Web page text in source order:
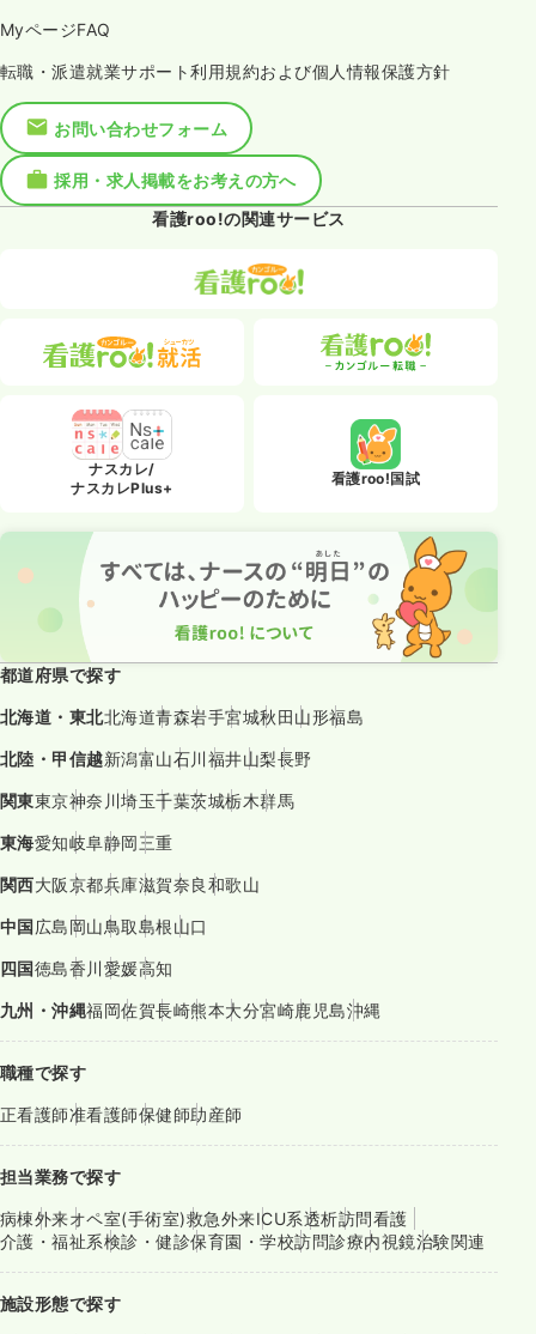
MyページFAQ
転職・派遣就業サポート利用規約および個人情報保護方針
お問い合わせフォーム
採用・求人掲載をお考えの方へ
看護roo!の関連サービス
ナスカレ/
ナスカレPlus+
看護roo!国試
都道府県で探す
北海道・東北北海道青森岩手宮城秋田山形福島
北陸・甲信越新潟富山石川福井山梨長野
関東東京神奈川埼玉千葉茨城栃木群馬
東海愛知岐阜静岡三重
関西大阪京都兵庫滋賀奈良和歌山
中国広島岡山鳥取島根山口
四国徳島香川愛媛高知
九州・沖縄福岡佐賀長崎熊本大分宮崎鹿児島沖縄
職種で探す
正看護師准看護師保健師助産師
担当業務で探す
病棟外来オペ室(手術室)救急外来ICU系透析訪問看護
介護・福祉系検診・健診保育園・学校訪問診療内視鏡治験関連
施設形態で探す